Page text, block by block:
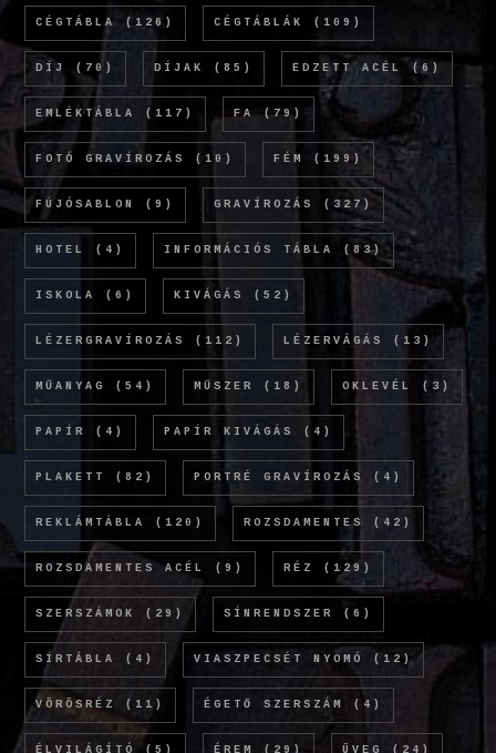
CÉGTÁBLA (126) CÉGTÁBLÁK (109)
DÍJ (70) DÍJAK (85) EDZETT ACÉL (6)
EMLÉKTÁBLA (117) FA (79)
FOTÓ GRAVÍROZÁS (10) FÉM (199)
FÚJÓSABLON (9) GRAVÍROZÁS (327)
HOTEL (4) INFORMÁCIÓS TÁBLA (83)
ISKOLA (6) KIVÁGÁS (52)
LÉZERGRAVÍROZÁS (112) LÉZERVÁGÁS (13)
MŰANYAG (54) MŰSZER (18) OKLEVÉL (3)
PAPÍR (4) PAPÍR KIVÁGÁS (4)
PLAKETT (82) PORTRÉ GRAVÍROZÁS (4)
REKLÁMTÁBLA (120) ROZSDAMENTES (42)
ROZSDAMENTES ACÉL (9) RÉZ (129)
SZERSZÁMOK (29) SÍNRENDSZER (6)
SÍRTÁBLA (4) VIASZPECSÉT NYOMÓ (12)
VÖRÖSRÉZ (11) ÉGETŐ SZERSZÁM (4)